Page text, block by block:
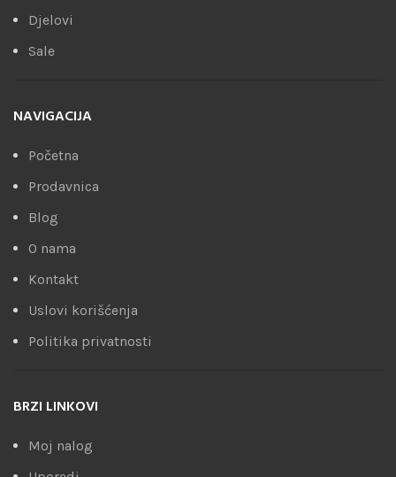
Djelovi
Sale
NAVIGACIJA
Početna
Prodavnica
Blog
O nama
Kontakt
Uslovi korišćenja
Politika privatnosti
BRZI LINKOVI
Moj nalog